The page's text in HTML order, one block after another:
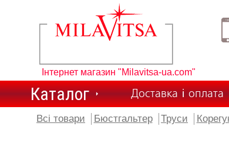
Інтернет магазин "Milavitsa-ua.com"
Каталог Доставка і оплата
Всі товари Бюстгальтер Труси